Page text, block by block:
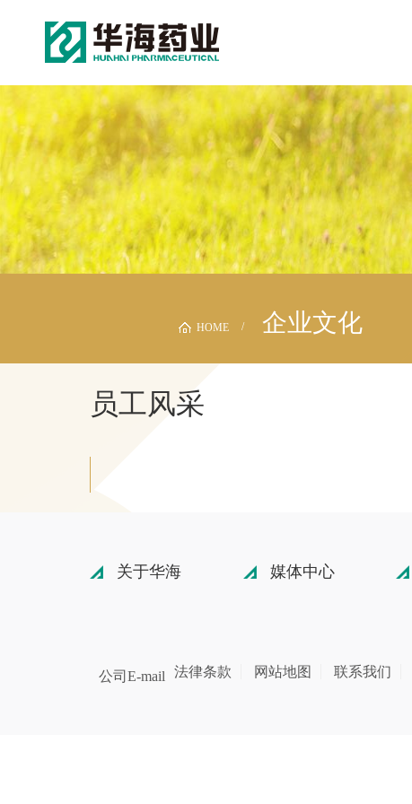
HOME 企业文化
员工风采
关于华海 媒体中心
法律条款 网站地图 联系我们
公司E-mail